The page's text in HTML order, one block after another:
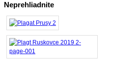
Neprehliadnite